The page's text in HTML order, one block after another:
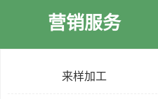
营销服务
来样加工